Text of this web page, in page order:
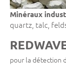
Minéraux
quartz, talc,
pour la détection